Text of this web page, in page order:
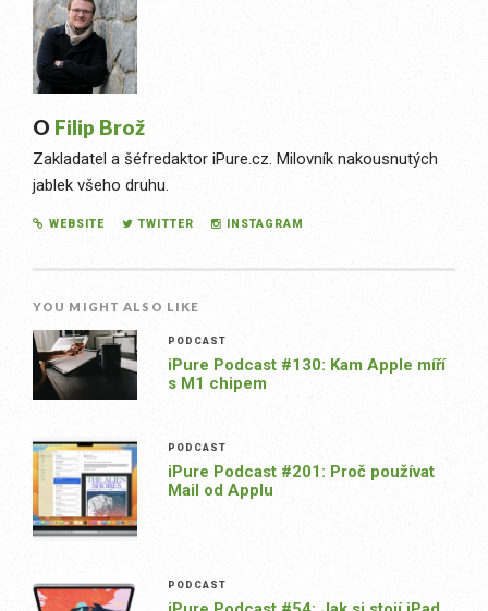
O Filip Brož
Zakladatel a šéfredaktor iPure.cz. Milovník nakousnutých
jablek všeho druhu.
WEBSITE TWITTER INSTAGRAM
YOU MIGHT ALSO LIKE
PODCAST
iPure Podcast #130: Kam Apple míří
s M1 chipem
PODCAST
iPure Podcast #201: Proč používat
Mail od Applu
PODCAST